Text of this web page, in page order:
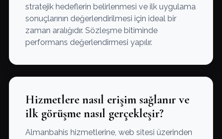
stratejik hedeflerin belirlenmesi ve ilk uygulama
sonuçlarının değerlendirilmesi için ideal bir
zaman aralığıdır. Sözleşme bitiminde
performans değerlendirmesi yapılır.
Hizmetlere nasıl erişim sağlanır ve
ilk görüşme nasıl gerçekleşir?
Almanbahis hizmetlerine, web sitesi üzerinden